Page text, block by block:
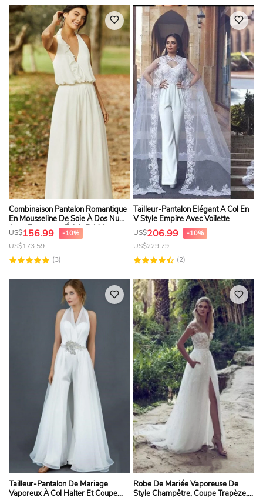
Combinaison Pantalon Romantique
En Mousseline De Soie À Dos Nu
Avec Fermeture Éclair Et Volants
US$156.99 -10%
US$173.59
(3)
Tailleur-Pantalon Élégant À Col En
V Style Empire Avec Voilette
US$206.99 -10%
US$229.79
(2)
Tailleur-Pantalon De Mariage
Vaporeux À Col Halter Et Coupe
Robe De Mariée Vaporeuse De
Style Champêtre, Coupe Trapèze,